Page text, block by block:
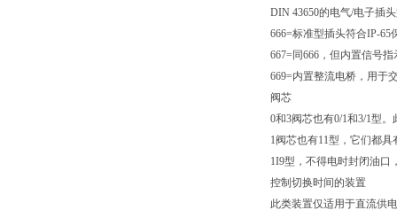
DIN 43650的电气/电子插
666=标准型插头符合IP-
667=同666，但内置信号指
669=内置整流电桥，用于
阀芯
0和3阀芯也有0/1和3/1型
1阀芯也有11型，它们都
1I9型，不得电时封闭油口
控制切换时间的装置
此类装置仅适用于直流供